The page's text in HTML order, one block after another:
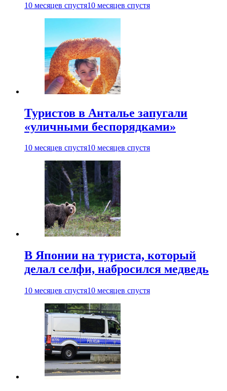
10 месяцев спустя10 месяцев спустя
Туристов в Анталье запугали
«уличными беспорядками»
10 месяцев спустя10 месяцев спустя
В Японии на туриста, который
делал селфи, набросился медведь
10 месяцев спустя10 месяцев спустя